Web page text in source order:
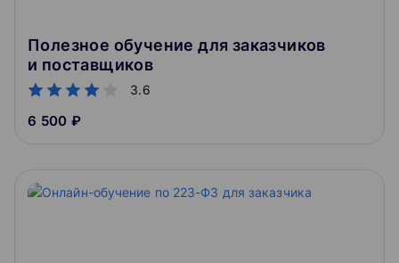
Полезное обучение для заказчиков
и поставщиков
3.6
6 500 ₽